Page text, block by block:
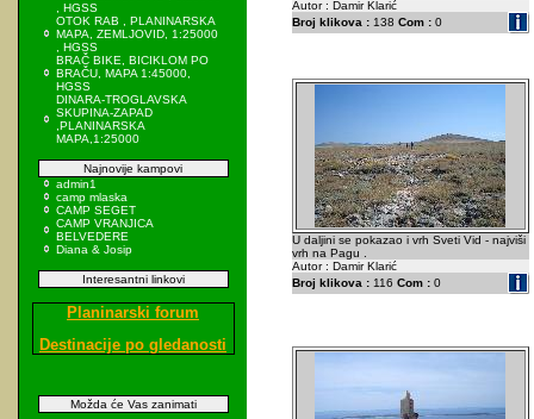
, HGSS
OTOK RAB , PLANINARSKA
MAPA, ZEMLJOVID, 1:25000
, HGSS
BRAČ BIKE, BICIKLOM PO
BRAČU, MAPA 1:45000,
HGSS
DINARA-TROGLAVSKA
SKUPINA-ZAPAD
,PLANINARSKA
MAPA,1:25000
Najnovije kampovi
admin1
camp mlaska
CAMP SEGET
CAMP VRANJICA
BELVEDERE
Diana & Josip
Interesantni linkovi
Planinarski forum
Destinacije po gledanosti
Možda će Vas zanimati
Autor : Damir Klarić
Broj klikova :138 Com :0
U daljini se pokazao i vrh Sveti Vid - najviši
vrh na Pagu .
Autor : Damir Klarić
Broj klikova :116 Com :0